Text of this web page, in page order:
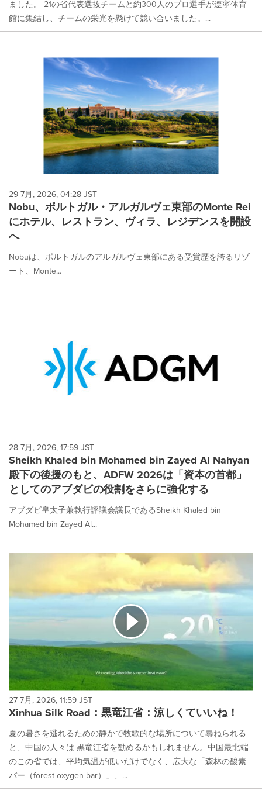
ました。 21の省代表選抜チームと約300人のプロ選手が遼寧体育
館に集結し、チームの栄光を懸けて競い合いました。...
29 7月, 2026, 04:28 JST
Nobu、ポルトガル・アルガルヴェ東部のMonte Rei
にホテル、レストラン、ヴィラ、レジデンスを開設
へ
Nobuは、ポルトガルのアルガルヴェ東部にある受賞歴を誇るリゾ
ート、Monte...
28 7月, 2026, 17:59 JST
Sheikh Khaled bin Mohamed bin Zayed Al Nahyan
殿下の後援のもと、ADFW 2026は「資本の首都」
としてのアブダビの役割をさらに強化する
アブダビ皇太子兼執行評議会議長であるSheikh Khaled bin
Mohamed bin Zayed Al...
27 7月, 2026, 11:59 JST
Xinhua Silk Road：黒竜江省：涼しくていいね！
夏の暑さを逃れるための静かで牧歌的な場所について尋ねられる
と、中国の人々は 黒竜江省を勧めるかもしれません。中国最北端
のこの省では、平均気温が低いだけでなく、広大な「森林の酸素
バー（forest oxygen bar）」、...